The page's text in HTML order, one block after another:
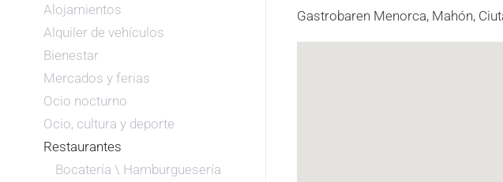
Gastrobaren Menorca, Mahón,
Alojamientos
Alquiler de vehículos
Bienestar
Mercados y ferias
Ocio nocturno
Ocio, cultura y deporte
Restaurantes
Bocatería \ Hamburguesería